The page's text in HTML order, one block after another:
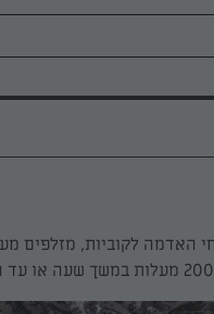
האדמה לקוביות, מזלפים